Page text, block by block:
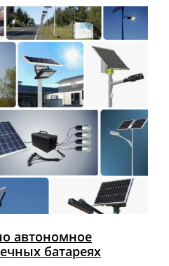
автономное
батареях